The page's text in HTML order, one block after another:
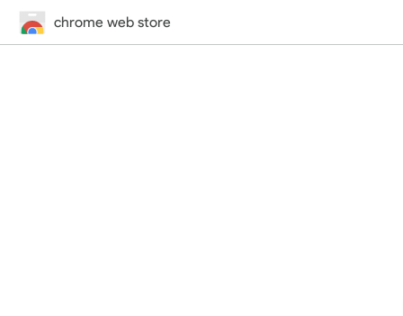
chrome web store